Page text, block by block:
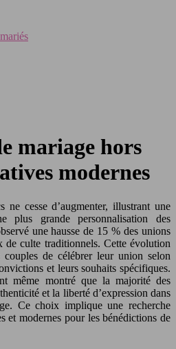
mariage hors
modernes
ne cesse d’augmenter, illustrant une
plus grande personnalisation des
une hausse de 15 % des unions
de culte traditionnels. Cette évolution
de célébrer leur union selon
et leurs souhaits spécifiques.
même montré que la majorité des
et la liberté d’expression dans
Ce choix implique une recherche
et modernes pour les bénédictions de